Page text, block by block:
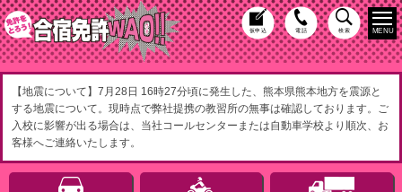
仮申込 電話 検索
【地震について】7月28日 16時27分頃に発生した、熊本県熊本地方を震源と
する地震について。現時点で弊社提携の教習所の無事は確認しております。ご
入校に影響が出る場合は、当社コールセンターまたは自動車学校より順次、お
客様へご連絡いたします。
MENU